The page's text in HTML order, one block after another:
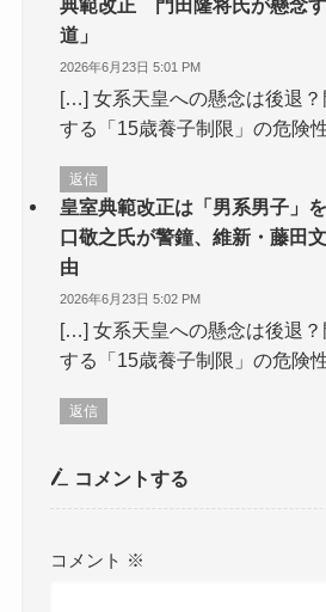
典範改正 門田隆将氏が懸念
道」
2026年6月23日 5:01 PM
[…] 女系天皇への懸念は後退
する「15歳養子制限」の危険
返信
皇室典範改正は「男系男子」
口敬之氏が警鐘、維新・藤田
由
2026年6月23日 5:02 PM
[…] 女系天皇への懸念は後退
する「15歳養子制限」の危険
返信
コメントする
コメント ※